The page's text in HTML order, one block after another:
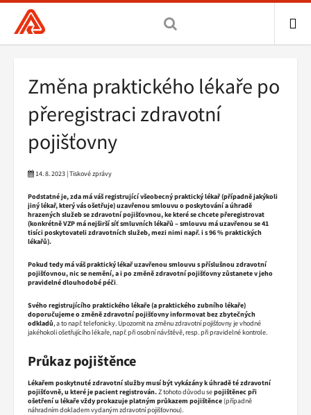
Všeobecná
zdravotní
hlavní
stránka
Drobečková
navigace
Změna praktického lékaře po
přeregistraci zdravotní
pojišťovny
14. 8. 2023 | Tiskové zprávy
Podstatné je, zda má váš registrující všeobecný praktický lékař (případně jakýkoli
jiný lékař, který vás ošetřuje) uzavřenou smlouvu o poskytování a úhradě
hrazených služeb se zdravotní pojišťovnou, ke které se chcete přeregistrovat
(konkrétně VZP má nejširší síť smluvních lékařů – smlouvu má uzavřenou se 41
tisíci poskytovateli zdravotních služeb, mezi nimi např. i s 96 % praktických
lékařů).
Pokud tedy má váš praktický lékař uzavřenou smlouvu s příslušnou zdravotní
pojišťovnou, nic se nemění, a i po změně zdravotní pojišťovny zůstanete v jeho
pravidelné dlouhodobé péči.
Svého registrujícího praktického lékaře (a praktického zubního lékaře)
doporučujeme o změně zdravotní pojišťovny informovat bez zbytečných
odkladů, a to např. telefonicky. Upozornit na změnu zdravotní pojišťovny je vhodné
jakéhokoli ošetřujícího lékaře, např. při osobní návštěvě, resp. při pravidelné kontrole.
Průkaz pojištěnce
Lékařem poskytnuté zdravotní služby musí být vykázány k úhradě té zdravotní
pojišťovně, u které je pacient registrován.Z tohoto důvodu sepojištěnec při
ošetření u lékaře vždy prokazuje platným průkazem pojištěnce(případně
náhradním dokladem vydaným zdravotní pojišťovnou).